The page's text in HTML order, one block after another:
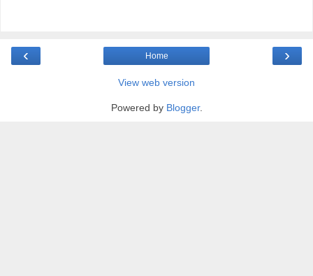
‹ ›
Home
View web version
Powered by Blogger.